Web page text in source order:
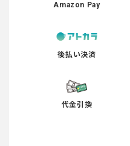
Amazon Pay
後払い決済
代金引換